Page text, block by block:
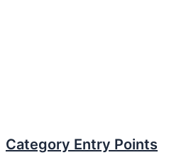
Category Entry Points